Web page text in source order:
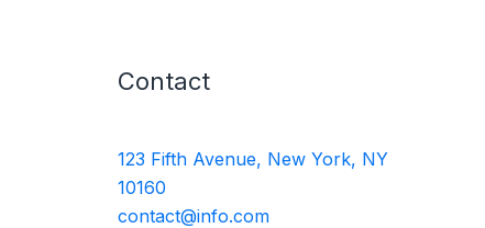
Contact
123 Fifth Avenue, New York, NY
10160
contact@info.com